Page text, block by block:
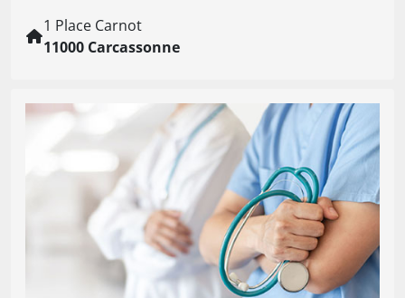
1 Place Carnot
11000 Carcassonne